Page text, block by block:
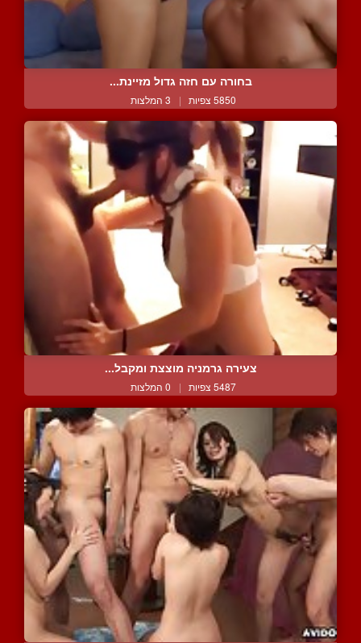
בחורה עם חזה גדול מזיינת...
5850 צפיות | 3 המלצות
צעירה גרמניה מוצצת ומקבל...
5487 צפיות | 0 המלצות